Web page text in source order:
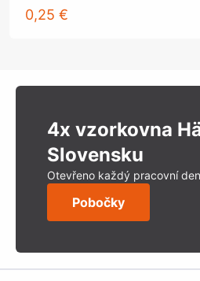
0,25 €
4x vzorkovna
Slovensku
Otevřeno každý pracovní
Pobočky